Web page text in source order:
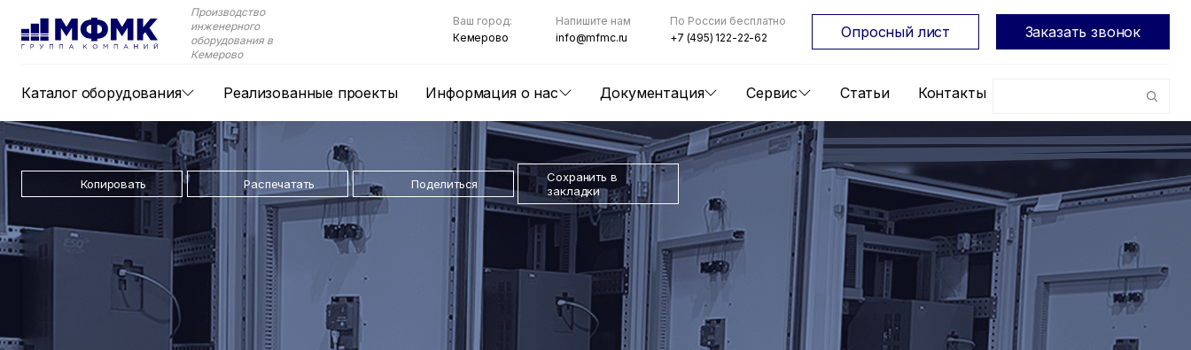
Производство
инженерного
оборудования в
Кемерово
Каталог оборудования Реализованные проекты Информация о нас Документация Сервис Статьи Контакты
Ваш город:
Кемерово
Напишите нам
info@mfmc.ru
По России бесплатно
+7 (495) 122-22-62
Опросный лист Заказать звонок
Копировать Распечатать Поделиться
Сохранить в
закладки